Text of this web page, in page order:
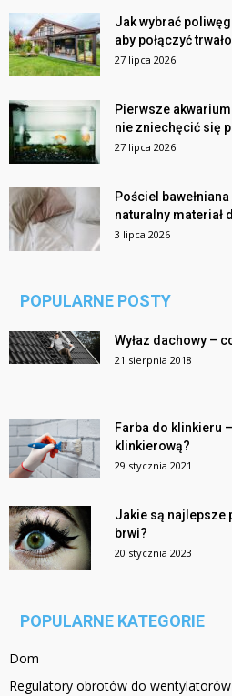
Jak wybrać
aby połączyć
27 lipca 2026
Pierwsze
nie zniechęcić się
27 lipca 2026
Pościel
naturalny materiał
3 lipca 2026
POPULARNE POSTY
Wyłaz dachowy –
21 sierpnia 2018
Farba do klinkieru
klinkierową?
29 stycznia 2021
Jakie są najlepsze
brwi?
20 stycznia 2023
POPULARNE KATEGORIE
Dom
Regulatory obrotów do wentylatorów